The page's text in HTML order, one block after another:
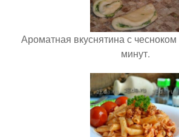
Ароматная вкуснятина с
минут.